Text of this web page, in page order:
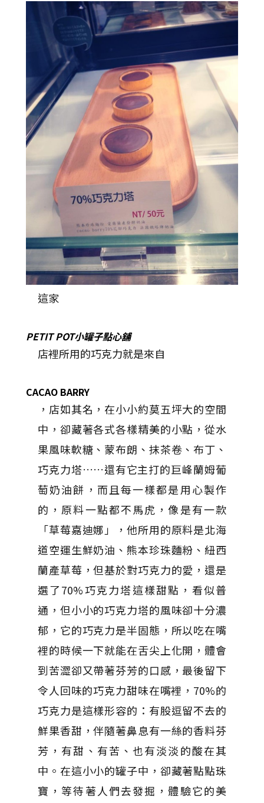
這家
PETIT POT小罐子點心舖
店裡所用的巧克力就是來自
CACAO BARRY
，店如其名，在小小約莫五坪大的空間
中，卻藏著各式各樣精美的小點，從水
果風味軟糖、蒙布朗、抹茶卷、布丁、
巧克力塔……還有它主打的巨峰蘭姆葡
萄奶油餅，而且每一樣都是用心製作
的，原料一點都不馬虎，像是有一款
「草莓嘉迪娜」，他所用的原料是北海
道空運生鮮奶油、熊本珍珠麵粉、紐西
蘭產草莓，但基於對巧克力的愛，還是
選了70%巧克力塔這樣甜點，看似普
通，但小小的巧克力塔的風味卻十分濃
郁，它的巧克力是半固態，所以吃在嘴
裡的時候一下就能在舌尖上化開，體會
到苦澀卻又帶著芬芳的口感，最後留下
令人回味的巧克力甜味在嘴裡，70%的
巧克力是這樣形容的：有股逗留不去的
鮮果香甜，伴隨著鼻息有一絲的香料芬
芳，有甜、有苦、也有淡淡的酸在其
中。在這小小的罐子中，卻藏著點點珠
寶，等待著人們去發掘，體驗它的美